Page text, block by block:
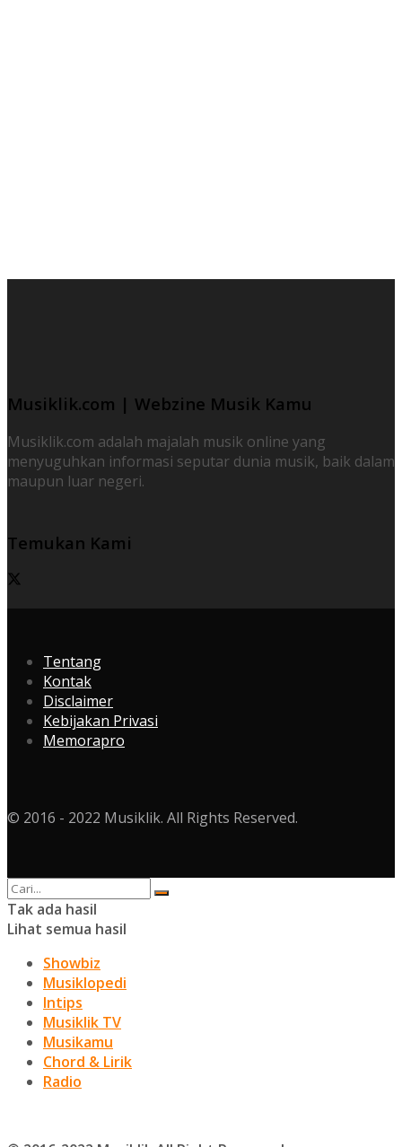
Musiklik.com | Webzine Musik Kamu
Musiklik.com adalah majalah musik online yang
menyuguhkan informasi seputar dunia musik, baik dalam
maupun luar negeri.
Temukan Kami
Tentang
Kontak
Disclaimer
Kebijakan Privasi
Memorapro
© 2016 - 2022 Musiklik. All Rights Reserved.
Tak ada hasil
Lihat semua hasil
Showbiz
Musiklopedi
Intips
Musiklik TV
Musikamu
Chord & Lirik
Radio